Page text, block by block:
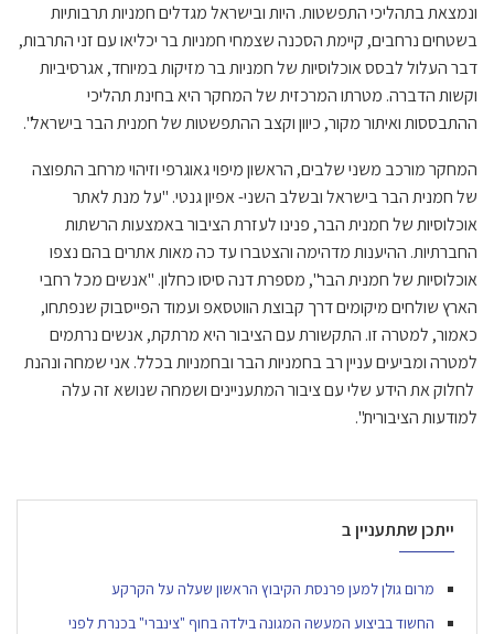
ונמצאת בתהליכי התפשטות. היות ובישראל מגדלים חמניות תרבותיות
בשטחים נרחבים, קיימת הסכנה שצמחי חמניות בר יכליאו עם זני התרבות,
דבר העלול לבסס אוכלוסיות של חמניות בר מזיקות במיוחד, אגרסיביות
וקשות הדברה. מטרתו המרכזית של המחקר היא בחינת תהליכי
ההתבססות ואיתור מקור, כיוון וקצב ההתפשטות של חמנית הבר בישראל".
המחקר מורכב משני שלבים, הראשון מיפוי גאוגרפי וזיהוי מרחב התפוצה
של חמנית הבר בישראל ובשלב השני- אפיון גנטי. "על מנת לאתר
אוכלוסיות של חמנית הבר, פנינו לעזרת הציבור באמצעות הרשתות
החברתיות. ההיענות מדהימה והצטברו עד כה מאות אתרים בהם נצפו
אוכלוסיות של חמנית הבר", מספרת דנה סיסו כחלון. "אנשים מכל רחבי
הארץ שולחים מיקומים דרך קבוצת הווטסאפ ועמוד הפייסבוק שנפתחו,
כאמור, למטרה זו. התקשורת עם הציבור היא מרתקת, אנשים נרתמים
למטרה ומביעים עניין רב בחמניות הבר ובחמניות בכלל. אני שמחה ונהנת
לחלוק את הידע שלי עם ציבור המתעניינים ושמחה שנושא זה עלה
למודעות הציבורית".
ייתכן שתתעניין ב
מרום גולן למען פרנסת הקיבוץ הראשון שעלה על הקרקע
החשוד בביצוע המעשה המגונה בילדה בחוף "צינברי" בכנרת לפני